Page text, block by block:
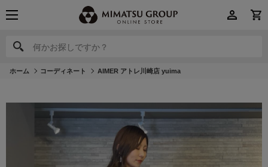
何かお探しですか？
何かお探しですか？
ホーム コーディネート AIMER アトレ川崎店 yuima